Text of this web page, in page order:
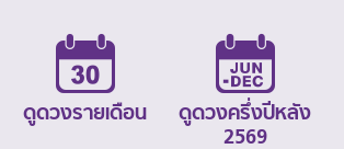
ดูดวงรายเดือน
ดูดวงครึ่งปีหลัง
2569